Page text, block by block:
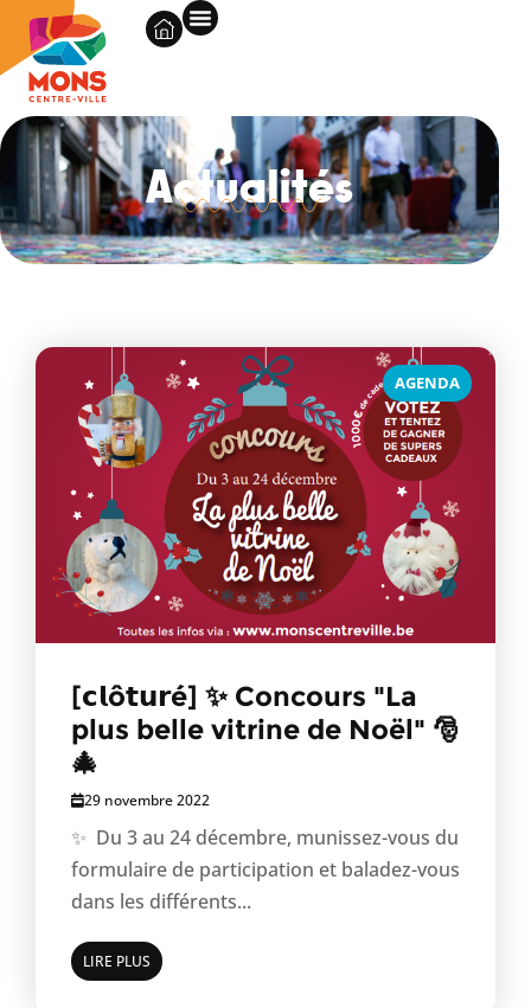
Actualités
AGENDA
[𝗰𝗹ô𝘁𝘂𝗿é] ✨ Concours "La
plus belle vitrine de Noël" 🎅
🎄
29 novembre 2022
✨ Du 3 au 24 décembre, munissez-vous du
formulaire de participation et baladez-vous
dans les différents...
LIRE PLUS